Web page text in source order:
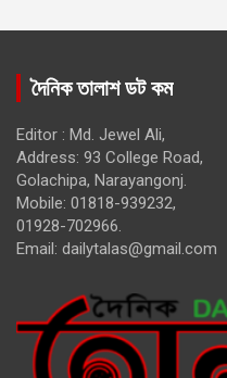
দৈনিক তালাশ ডট কম
Editor : Md. Jewel Ali,
Address: 93 College Road,
Golachipa, Narayangonj.
Mobile: 01818-939232,
01928-702966.
Email: dailytalas@gmail.com